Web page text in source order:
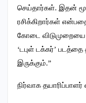
செய்தார்கள். இதன்
ரசிக்கிறார்கள்
கோடை விடுமுறையை
‘டபுள் டக்கர்’ படத்தை
இருக்கும்.”
நிர்வாக